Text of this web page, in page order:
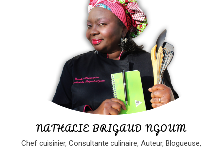
NATHALIE BRIGAUD NGOUM
Chef cuisinier, Consultante culinaire, Auteur, Blogueuse,